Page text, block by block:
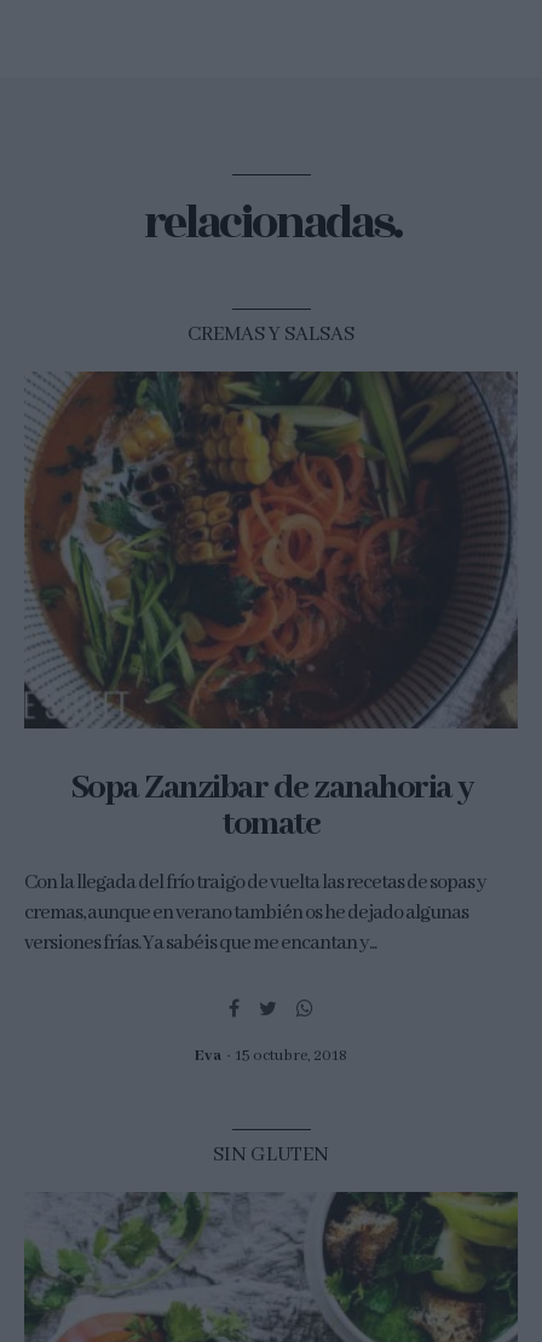
relacionadas.
CREMAS Y SALSAS
Sopa Zanzibar de zanahoria y
tomate
Con la llegada del frío traigo de vuelta las recetas de sopas y
cremas, aunque en verano también os he dejado algunas
versiones frías. Ya sabéis que me encantan y...
Eva 15 octubre, 2018
SIN GLUTEN